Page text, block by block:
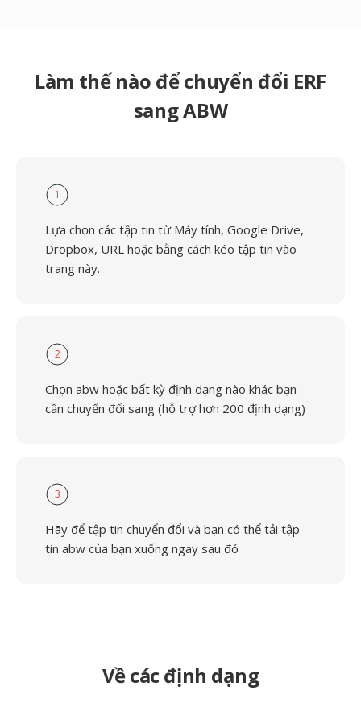
Làm thế nào để chuyển đổi ERF
sang ABW
1
Lựa chọn các tập tin từ Máy tính, Google Drive,
Dropbox, URL hoặc bằng cách kéo tập tin vào
trang này.
2
Chọn abw hoặc bất kỳ định dạng nào khác bạn
cần chuyển đổi sang (hỗ trợ hơn 200 định dạng)
3
Hãy để tập tin chuyển đổi và bạn có thể tải tập
tin abw của bạn xuống ngay sau đó
Về các định dạng